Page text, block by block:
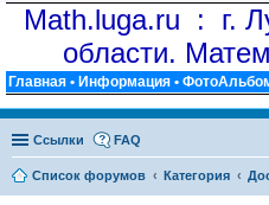
Math.luga.ru : г.
области.
Главная • Информация •
Ссылки FAQ
Список форумов Категория